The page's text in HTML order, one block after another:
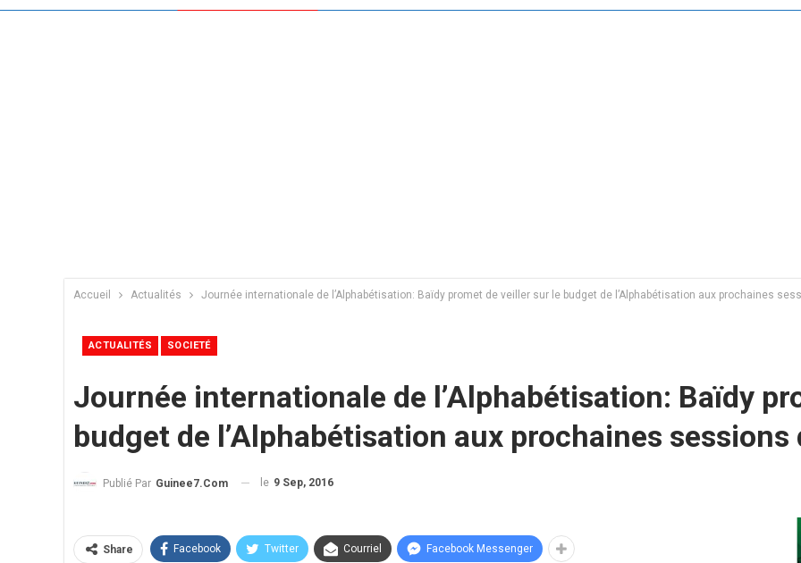
Accueil Actualités Journée internationale de l’Alphabétisation: Baïdy promet de veiller sur le budget de l’Alphabétisation aux prochaines
ACTUALITÉS SOCIETÉ
Journée internationale de l’Alphabétisation: Baïdy
budget de l’Alphabétisation aux prochaines sessions
Publié Par Guinee7.com le 9 Sep, 2016
Share Facebook Twitter Courriel Facebook Messenger